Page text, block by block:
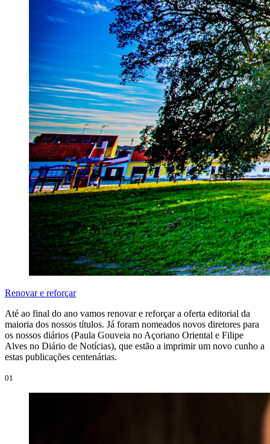
Renovar e reforçar
Até ao final do ano vamos renovar e reforçar a oferta editorial da
maioria dos nossos títulos. Já foram nomeados novos diretores para
os nossos diários (Paula Gouveia no Açoriano Oriental e Filipe
Alves no Diário de Notícias), que estão a imprimir um novo cunho a
estas publicações centenárias.
01